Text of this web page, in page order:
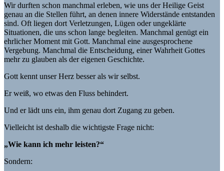
Wir durften schon manchmal erleben, wie uns der Heilige Geist
genau an die Stellen führt, an denen innere Widerstände entstanden
sind. Oft liegen dort Verletzungen, Lügen oder ungeklärte
Situationen, die uns schon lange begleiten. Manchmal genügt ein
ehrlicher Moment mit Gott. Manchmal eine ausgesprochene
Vergebung. Manchmal die Entscheidung, einer Wahrheit Gottes
mehr zu glauben als der eigenen Geschichte.
Gott kennt unser Herz besser als wir selbst.
Er weiß, wo etwas den Fluss behindert.
Und er lädt uns ein, ihm genau dort Zugang zu geben.
Vielleicht ist deshalb die wichtigste Frage nicht:
„Wie kann ich mehr leisten?“
Sondern: